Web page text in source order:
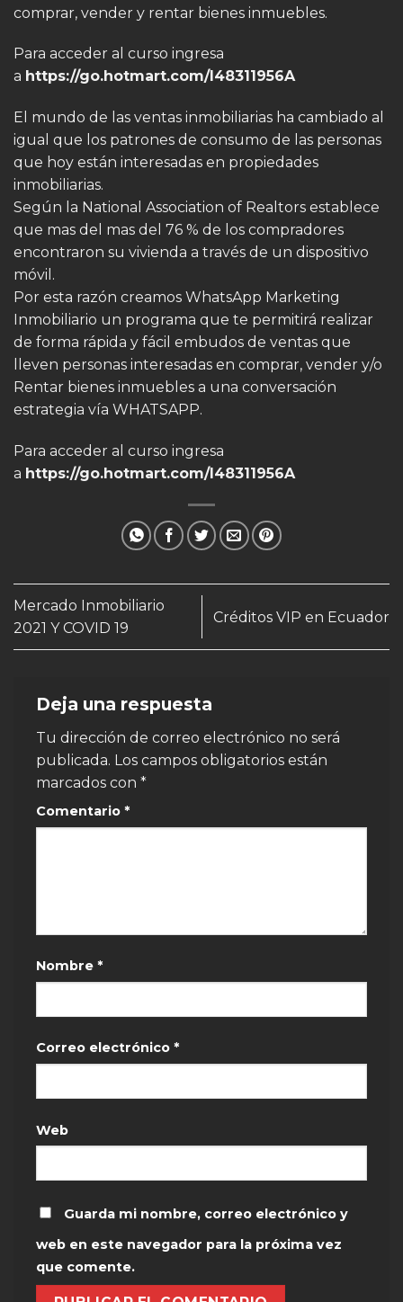
comprar, vender y rentar bienes inmuebles.
Para acceder al curso ingresa
a https://go.hotmart.com/I48311956A
El mundo de las ventas inmobiliarias ha cambiado al
igual que los patrones de consumo de las personas
que hoy están interesadas en propiedades
inmobiliarias.
Según la National Association of Realtors establece
que mas del mas del 76 % de los compradores
encontraron su vivienda a través de un dispositivo
móvil.
Por esta razón creamos WhatsApp Marketing
Inmobiliario un programa que te permitirá realizar
de forma rápida y fácil embudos de ventas que
lleven personas interesadas en comprar, vender y/o
Rentar bienes inmuebles a una conversación
estrategia vía WHATSAPP.
Para acceder al curso ingresa
a https://go.hotmart.com/I48311956A
Mercado Inmobiliario
2021 Y COVID 19
Créditos VIP en Ecuador
Deja una respuesta
Tu dirección de correo electrónico no será
publicada. Los campos obligatorios están
marcados con *
Comentario *
Nombre *
Correo electrónico *
Web
Guarda mi nombre, correo electrónico y
web en este navegador para la próxima vez
que comente.